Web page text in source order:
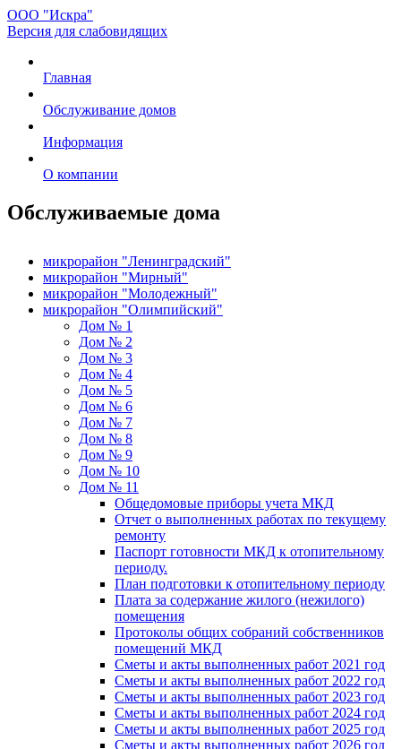
ООО "Искра"
Версия для слабовидящих
Главная
Обслуживание домов
Информация
О компании
Обслуживаемые дома
микрорайон "Ленинградский"
микрорайон "Мирный"
микрорайон "Молодежный"
микрорайон "Олимпийский"
Дом № 1
Дом № 2
Дом № 3
Дом № 4
Дом № 5
Дом № 6
Дом № 7
Дом № 8
Дом № 9
Дом № 10
Дом № 11
Общедомовые приборы учета МКД
Отчет о выполненных работах по текущему
ремонту
Паспорт готовности МКД к отопительному
периоду.
План подготовки к отопительному периоду
Плата за содержание жилого (нежилого)
помещения
Протоколы общих собраний собственников
помещений МКД
Сметы и акты выполненных работ 2021 год
Сметы и акты выполненных работ 2022 год
Сметы и акты выполненных работ 2023 год
Сметы и акты выполненных работ 2024 год
Сметы и акты выполненных работ 2025 год
Сметы и акты выполненных работ 2026 год